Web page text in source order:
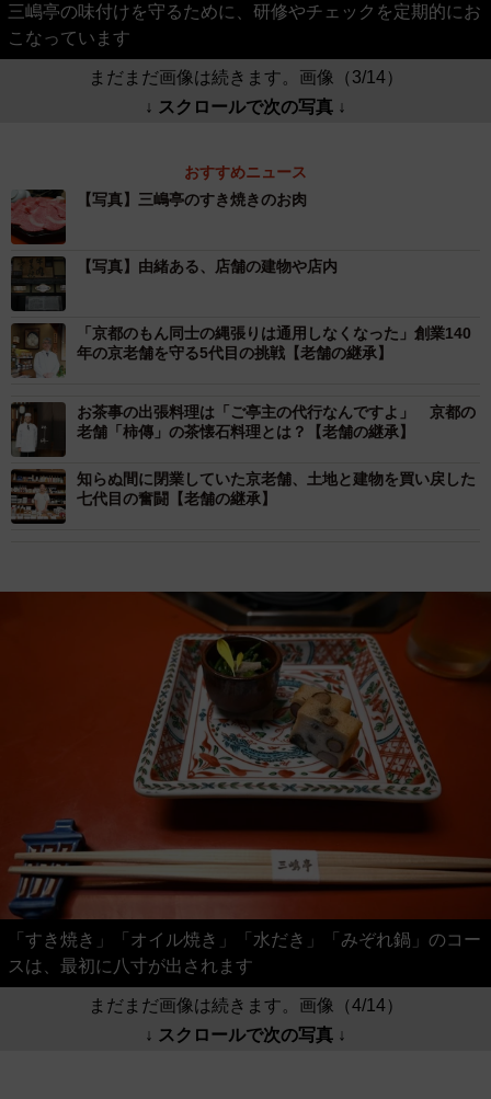
三嶋亭の味付けを守るために、研修やチェックを定期的にお
こなっています
まだまだ画像は続きます。画像（3/14）
↓ スクロールで次の写真 ↓
おすすめニュース
【写真】三嶋亭のすき焼きのお肉
【写真】由緒ある、店舗の建物や店内
「京都のもん同士の縄張りは通用しなくなった」創業140
年の京老舗を守る5代目の挑戦【老舗の継承】
お茶事の出張料理は「ご亭主の代行なんですよ」 京都の
老舗「柿傳」の茶懐石料理とは？【老舗の継承】
知らぬ間に閉業していた京老舗、土地と建物を買い戻した
七代目の奮闘【老舗の継承】
「すき焼き」「オイル焼き」「水だき」「みぞれ鍋」のコー
スは、最初に八寸が出されます
まだまだ画像は続きます。画像（4/14）
↓ スクロールで次の写真 ↓